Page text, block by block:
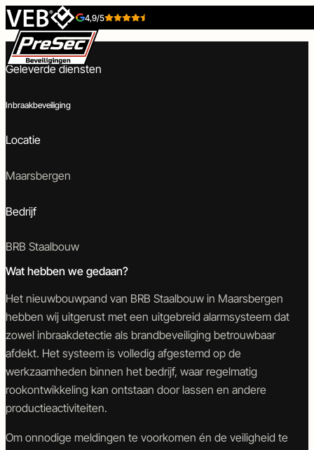
Skip to content 4,9/5
Beveiligingstechniek
Brandbeveiliging
Tijdelijke-
en
objectbeveiliging
Toegangstechniek
Poort-
en
deurautomatisering
Inbraakbeveiliging – BRB Staalbouw Maarsbergen
Geleverde diensten
Inbraakbeveiliging
Locatie
Maarsbergen
Bedrijf
BRB Staalbouw
Wat hebben we gedaan?
Het nieuwbouwpand van BRB Staalbouw in Maarsbergen
hebben wij uitgerust met een uitgebreid alarmsysteem dat
zowel inbraakdetectie als brandbeveiliging betrouwbaar
afdekt. Het systeem is volledig afgestemd op de
werkzaamheden binnen het bedrijf, waar regelmatig
rookontwikkeling kan ontstaan door lassen en andere
productieactiviteiten.
Om onnodige meldingen te voorkomen én de veiligheid te